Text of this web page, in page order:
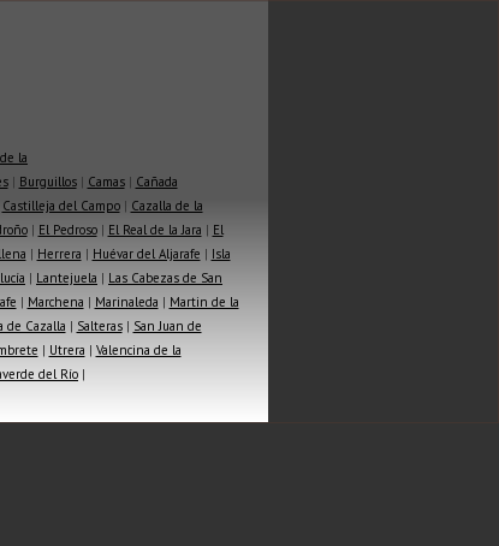
la
| Burguillos| Camas| Cañada
Castilleja del Campo| Cazalla de la
| El Pedroso| El Real de la Jara | El
| Herrera | Huévar del Aljarafe | Isla
| Lantejuela | Las Cabezas de San
| Marchena | Marinaleda | Martin de la
de Cazalla | Salteras| San Juan de
| Utrera | Valencina de la
del Río |